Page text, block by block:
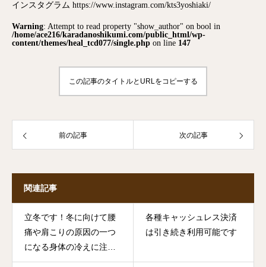
インスタグラム https://www.instagram.com/kts3yoshiaki/
Warning: Attempt to read property "show_author" on bool in
/home/ace216/karadanoshikumi.com/public_html/wp-
content/themes/heal_tcd077/single.php on line 147
この記事のタイトルとURLをコピーする
前の記事 次の記事
関連記事
立冬です！冬に向けて腰
痛や肩こりの原因の一つ
になる身体の冷えに注意
して身体を温めましょう
各種キャッシュレス決済
は引き続き利用可能です